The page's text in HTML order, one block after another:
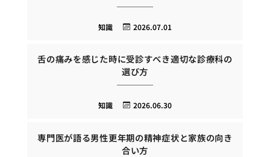
2026.07.01
知識
舌の痛みを感じた時に受診すべき適切な診療科の
選び方
2026.06.30
知識
専門医が語る男性更年期の精神症状と家族の向き
合い方